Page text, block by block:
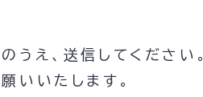
え、送信してください。
いいたします。